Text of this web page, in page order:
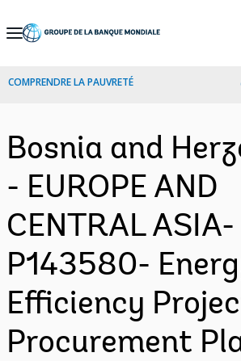
Skip
Navigation
COMPRENDRE LA PAUVRETÉ
Bosnia and
- EUROPE AND
CENTRAL ASIA-
P143580-
Efficiency
Procurement